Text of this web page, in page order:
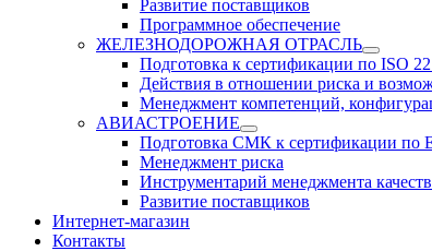
Развитие поставщиков
Программное обеспечение
ЖЕЛЕЗНОДОРОЖНАЯ ОТРАСЛЬ
Подготовка к сертификации по ISO
Действия в отношении риска и
Менеджмент компетенций,
АВИАСТРОЕНИЕ
Подготовка СМК к сертификации по
Менеджмент риска
Инструментарий менеджмента
Развитие поставщиков
Интернет-магазин
Контакты